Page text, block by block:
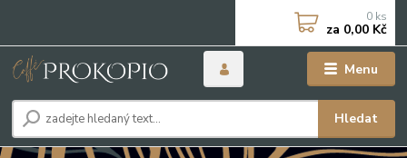
Menu
Hledat
0 ks
za 0,00 Kč